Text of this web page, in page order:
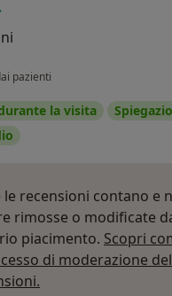
pazienti
la visita
le recensioni contano e
rimosse o modificate
piacimento. Scopri
di moderazione